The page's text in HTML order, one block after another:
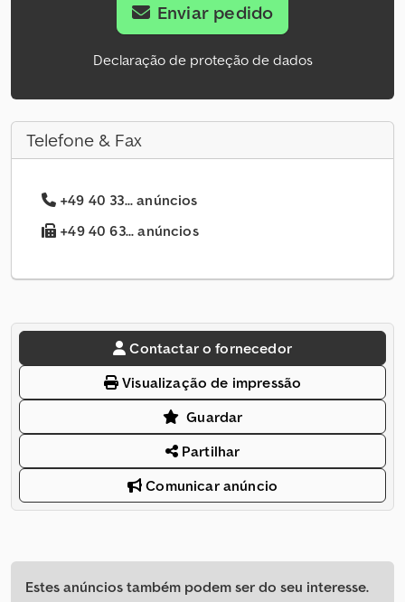
Enviar pedido
Declaração de proteção de dados
Telefone & Fax
+49 40 33... anúncios
+49 40 63... anúncios
Contactar o fornecedor
Visualização de impressão
Guardar
Partilhar
Comunicar anúncio
Estes anúncios também podem ser do seu interesse.